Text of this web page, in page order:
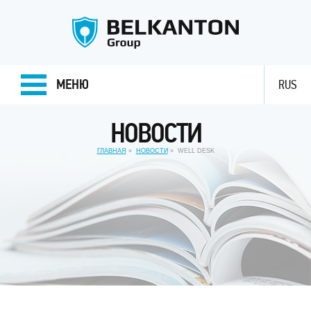
RUS
МЕНЮ
НОВОСТИ
ГЛАВНАЯ НОВОСТИ WELL DESK